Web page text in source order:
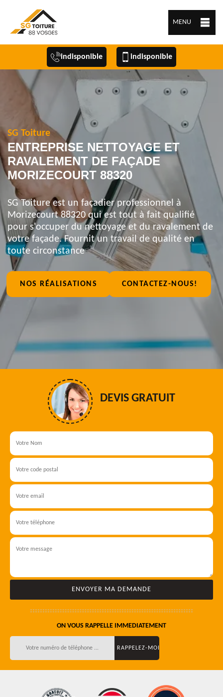
MENU
indisponible indisponible
SG Toiture
ENTREPRISE NETTOYAGE ET
RAVALEMENT DE FAÇADE
MORIZECOURT 88320
SG Toiture est un façadier professionnel à
Morizecourt 88320 qui est tout à fait qualifié
pour s'occuper du nettoyage et du ravalement de
votre façade. Fournit un travail de qualité en
toute circonstance
NOS RÉALISATIONS CONTACTEZ-NOUS!
DEVIS GRATUIT
ON VOUS RAPPELLE IMMEDIATEMENT